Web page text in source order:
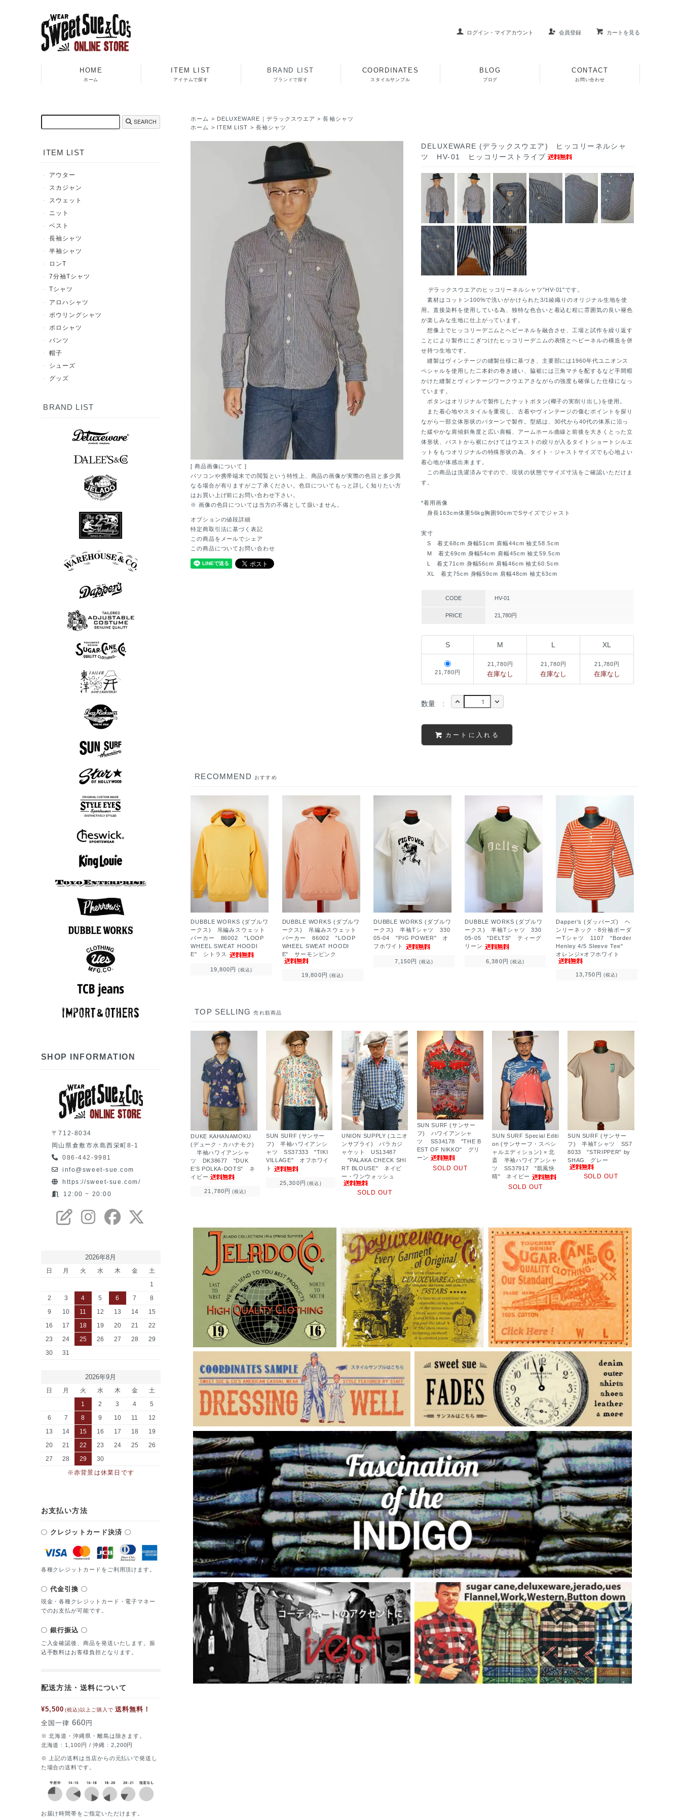
ログイン・マイアカウント 会員登録 カートを見る
HOME
ホーム
ITEM LIST
アイテムで探す
BRAND LIST
ブランドで探す
COORDINATES
スタイルサンプル
BLOG
ブログ
CONTACT
お問い合わせ
ホーム > DELUXEWARE｜デラックスウエア >長袖シャツ
ホーム > ITEM LIST > 長袖シャツ
[ 商品画像について ]
パソコンや携帯端末での閲覧という特性上、商品の画像が実際の色目と多少異
なる場合が有りますがご了承ください。色目についてもっと詳しく知りたい方
はお買い上げ前にお問い合わせ下さい。
※ 画像の色目については当方の不備として扱いません。
オプションの値段詳細
特定商取引法に基づく表記
この商品をメールでシェア
この商品についてお問い合わせ
DELUXEWARE (デラックスウエア) ヒッコリーネルシャ
ツ HV-01 ヒッコリーストライプ
デラックスウエアのヒッコリーネルシャツ"HV-01"です。
素材はコットン100%で洗いがかけられた3/1綾織りのオリジナル生地を使
用。直接染料を使用している為、独特な色合いと着込む程に雰囲気の良い褪色
が楽しみな生地に仕上がっています。
想像上でヒッコリーデニムとヘビーネルを融合させ、工場と試作を繰り返す
ことにより製作にこぎつけたヒッコリーデニムの表情とヘビーネルの構造を併
せ持つ生地です。
縫製はヴィンテージの縫製仕様に基づき、主要部には1960年代ユニオンス
ペシャルを使用した二本針の巻き縫い、脇裾には三角マチを配するなど手間暇
かけた縫製とヴィンテージワークウエアさながらの強度も確保した仕様になっ
ています。
ボタンはオリジナルで製作したナットボタン(椰子の実削り出し)を使用。
また着心地やスタイルを重視し、古着やヴィンテージの傷むポイントを探り
ながら一部立体形状のパターンで製作。型紙は、30代から40代の体系に沿っ
た緩やかな肩傾斜角度と広い肩幅、アームホール曲線と前後を大きくとった立
体形状、バストから裾にかけてはウエストの絞りが入るタイトショートシルエ
ットをもつオリジナルの特殊形状の為、タイト・ジャストサイズでも心地よい
着心地が体感出来ます。
この商品は洗濯済みですので、現状の状態でサイズ寸法をご確認いただけま
す。
*着用画像
身長163cm体重56kg胸囲90cmでSサイズでジャスト
実寸
S 着丈68cm 身幅51cm 肩幅44cm 袖丈58.5cm
M 着丈69cm 身幅54cm 肩幅45cm 袖丈59.5cm
L 着丈71cm 身幅56cm 肩幅46cm 袖丈60.5cm
XL 着丈75cm 身幅59cm 肩幅48cm 袖丈63cm
CODE HV-01
PRICE 21,780円
S M L XL
21,780円
21,780円
在庫なし
21,780円
在庫なし
21,780円
在庫なし
数量 :
カートに入れる
RECOMMEND おすすめ
DUBBLE WORKS (ダブルワ
ークス) 吊編みスウェット
パーカー 86002 "LOOP
WHEEL SWEAT HOODI
E" シトラス
19,800円 (税込)
DUBBLE WORKS (ダブルワ
ークス) 吊編みスウェット
パーカー 86002 "LOOP
WHEEL SWEAT HOODI
E" サーモンピンク
19,800円 (税込)
DUBBLE WORKS (ダブルワ
ークス) 半袖Tシャツ 330
05-04 "PIG POWER" オ
フホワイト
7,150円 (税込)
DUBBLE WORKS (ダブルワ
ークス) 半袖Tシャツ 330
05-05 "DELTS" ティーグ
リーン
6,380円 (税込)
Dapper's (ダッパーズ) ヘ
ンリーネック・8分袖ボーダ
ーTシャツ 1107 "Border
Henley 4/5 Sleeve Tee"
オレンジ×オフホワイト
13,750円 (税込)
TOP SELLING売れ筋商品
DUKE KAHANAMOKU
(デューク・カハナモク)
半袖ハワイアンシャ
ツ DK38677 "DUK
E'S POLKA-DOTS" ネ
イビー
21,780円 (税込)
SUN SURF (サンサー
フ) 半袖ハワイアンシ
ャツ SS37333 "TIKI
VILLAGE" オフホワイ
ト
25,300円 (税込)
UNION SUPPLY (ユニオ
ンサプライ) パラカジ
ャケット US13487
"PALAKA CHECK SHI
RT BLOUSE" ネイビ
ー・ワンウォッシュ
SOLD OUT
SUN SURF (サンサー
フ) ハワイアンシャ
ツ SS34178 "THE B
EST OF NIKKO" グリ
ーン
SOLD OUT
SUN SURF Special Editi
on (サンサーフ・スペシ
ャルエディション) × 北
斎 半袖ハワイアンシャ
ツ SS37917 "凱風快
晴" ネイビー
SOLD OUT
SUN SURF (サンサー
フ) 半袖Tシャツ SS7
8033 "STRIPPER" by
SHAG グレー
SOLD OUT
SEARCH
ITEM LIST
アウター
スカジャン
スウェット
ニット
ベスト
長袖シャツ
半袖シャツ
ロンT
7分袖Tシャツ
Tシャツ
アロハシャツ
ボウリングシャツ
ポロシャツ
パンツ
帽子
シューズ
グッズ
BRAND LIST
アウター
ベスト
Tシャツ
7分袖Tシャツ
ロンT
半袖シャツ
長袖シャツ
ポロシャツ
スウェット
ニット
パンツ
帽子
シューズ
グッズ
シューズ
アウター
パンツ
長袖シャツ
Tシャツ
7分袖Tシャツ
アロハシャツ
ボウリングシャツ
ベスト
帽子
パンツ
ポロシャツ
半袖シャツ
長袖シャツ
グッズ
ニット
アウター
半袖シャツ
長袖シャツ
スウェット
アウター
Tシャツ
ロンT
スカシャツ
スカジャン
Tシャツ
ロンT
半袖シャツ
長袖シャツ
スウェット
アウター
パンツ
シューズ
帽子
グッズ
ボウリングシャツ
7分袖Tシャツ
スウェット
Tシャツ
7分袖Tシャツ
ロンT
半袖シャツ
長袖シャツ
ポロシャツ
スウェット
アウター
パンツ
帽子
シューズ
ベスト
パンツ
Tシャツ
ロンT
アロハシャツ
半袖シャツ
ポロシャツ
長袖シャツ
ニット
スウェット
アウター
アウター
スウェット
Tシャツ
ロンT
パンツ
半袖シャツ
長袖シャツ
ベスト
帽子
グッズ
アウター
ベスト
長袖シャツ
パンツ
帽子
グッズ
SHOP INFORMATION
〒712-8034
岡山県倉敷市水島西栄町8-1
086-442-9981
info@sweet-sue.com
https://sweet-sue.com/
12:00 ~ 20:00
2026年8月
日 月 火 水 木 金
土
1
2
3 4 5 6 7
8
9
10 11 12 13 14
15
16
17 18 19 20 21
22
23
24 25 26 27 28
29
30
31
2026年9月
日 月 火 水 木 金
土
1
2 3 4
5
6
7 8 9 10 11
12
13
14 15 16 17 18
19
20
21 22 23 24 25
26
27
28 29
30
※赤背景は休業日です
お支払い方法
クレジットカード決済
各種クレジットカードをご利用頂けます。
代金引換
現金・各種クレジットカード・電子マネー
でのお支払が可能です。
銀行振込
ご入金確認後、商品を発送いたします。振
込手数料はお客様負担となります。
配送方法・送料について
¥5,500 (税込)以上ご購入で 送料無料！
全国一律 660 円
※ 北海道・沖縄県・離島は除きます。
北海道 : 1,100円 / 沖縄 : 2,200円
※ 上記の送料は当店からの元払いで発送し
た場合の送料です。
お届け時間帯をご指定いただけます。